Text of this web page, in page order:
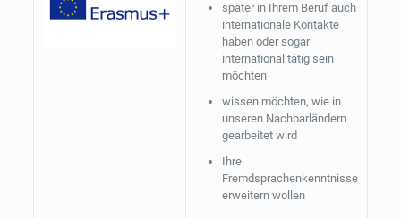
später in Ihrem Beruf auch
internationale Kontakte
haben oder sogar
international tätig sein
möchten
wissen möchten, wie in
unseren Nachbarländern
gearbeitet wird
Ihre
Fremdsprachenkenntnisse
erweitern wollen